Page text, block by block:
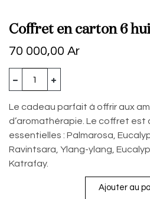
Coffret en carton 6
70 000,00 Ar
Le cadeau parfait à offrir aux
d’aromathérapie. Le coffret est
essentielles : Palmarosa,
Ravintsara, Ylang-ylang,
Katrafay.
Ajouter au